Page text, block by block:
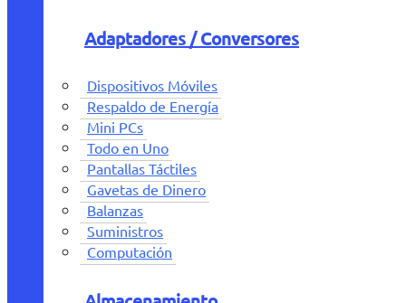
Adaptadores / Conversores
Dispositivos Móviles
Respaldo de Energía
Mini PCs
Todo en Uno
Pantallas Táctiles
Gavetas de Dinero
Balanzas
Suministros
Computación